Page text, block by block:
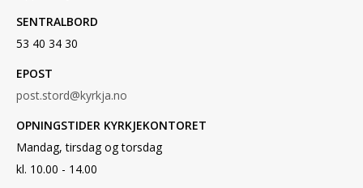
SENTRALBORD
53 40 34 30
EPOST
post.stord@kyrkja.no
OPNINGSTIDER KYRKJEKONTORET
Mandag, tirsdag og torsdag
kl. 10.00 - 14.00